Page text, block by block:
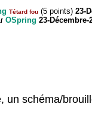
Tétard fou (5 points) 23-
OSpring 23-Décembre-
un schéma/